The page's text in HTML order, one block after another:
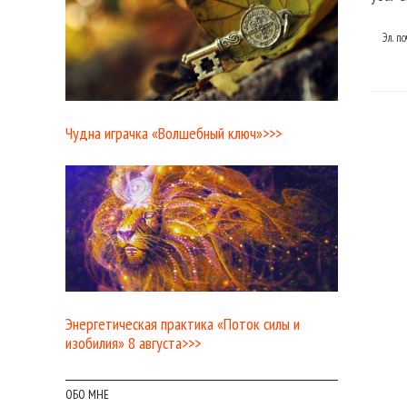
Эл.
Чудна играчка «Волшебный ключ»>>>
Энергетическая практика «Поток силы и
изобилия» 8 августа>>>
ОБО МНЕ